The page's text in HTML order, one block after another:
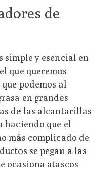
de
simple y esencial en
que queremos
podemos al
en grandes
de las alcantarillas
haciendo que el
más complicado de
se pegan a las
ocasiona atascos